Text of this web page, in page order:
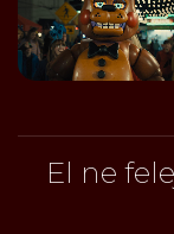
El ne